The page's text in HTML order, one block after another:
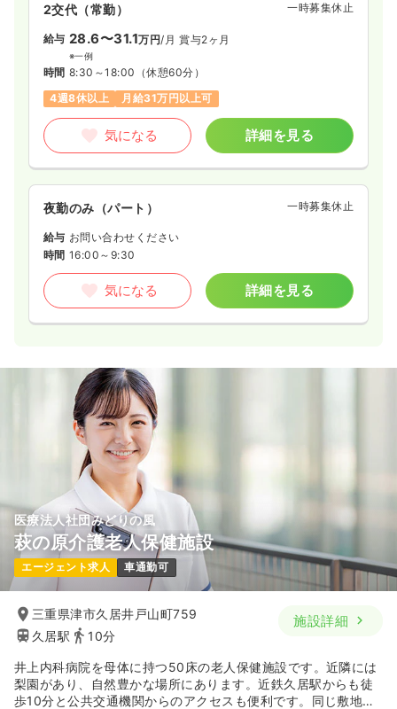
2交代（常勤） 一時募集休止
給与 28.6〜31.1万円/月 賞与2ヶ月
※一例
時間 8:30～18:00 （休憩60分）
4週8休以上
月給31万円以上可
気になる 詳細を見る
夜勤のみ（パート） 一時募集休止
給与 お問い合わせください
時間 16:00～9:30
気になる 詳細を見る
医療法人社団みどりの風
萩の原介護老人保健施設
エージェント求人 車通勤可
三重県津市久居井戸山町759
久居駅
10分
施設詳細
井上内科病院を母体に持つ50床の老人保健施設です。近隣には
梨園があり、自然豊かな場所にあります。近鉄久居駅からも徒
歩10分と公共交通機関からのアクセスも便利です。同じ敷地内